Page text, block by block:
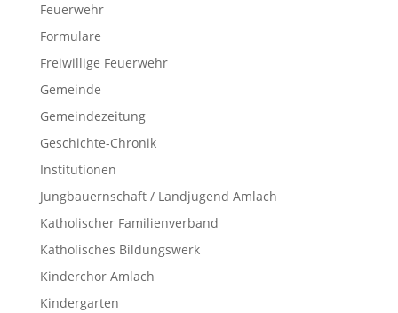
Feuerwehr
Formulare
Freiwillige Feuerwehr
Gemeinde
Gemeindezeitung
Geschichte-Chronik
Institutionen
Jungbauernschaft / Landjugend Amlach
Katholischer Familienverband
Katholisches Bildungswerk
Kinderchor Amlach
Kindergarten